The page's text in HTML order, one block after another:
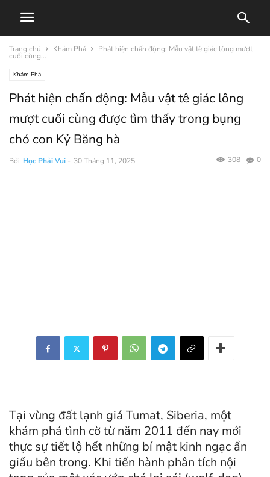
Trang chủ Khám Phá Phát hiện chấn động: Mẫu vật tê giác lông mượt
cuối cùng...
Khám Phá
Phát hiện chấn động: Mẫu vật tê giác lông
mượt cuối cùng được tìm thấy trong bụng
chó con Kỷ Băng hà
Bởi Học Phải Vui - 30 Tháng 11, 2025 0
308
Tại vùng đất lạnh giá Tumat, Siberia, một
khám phá tình cờ từ năm 2011 đến nay mới
thực sự tiết lộ hết những bí mật kinh ngạc ẩn
giấu bên trong. Khi tiến hành phân tích nội